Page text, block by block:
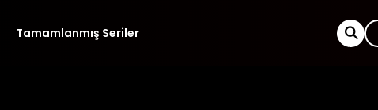
Tamamlanmış Seriler